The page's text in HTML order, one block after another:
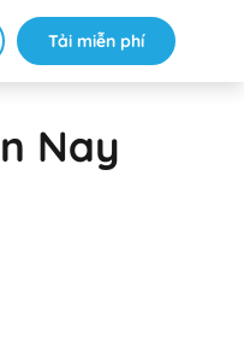
Tải miễn phí
Nay